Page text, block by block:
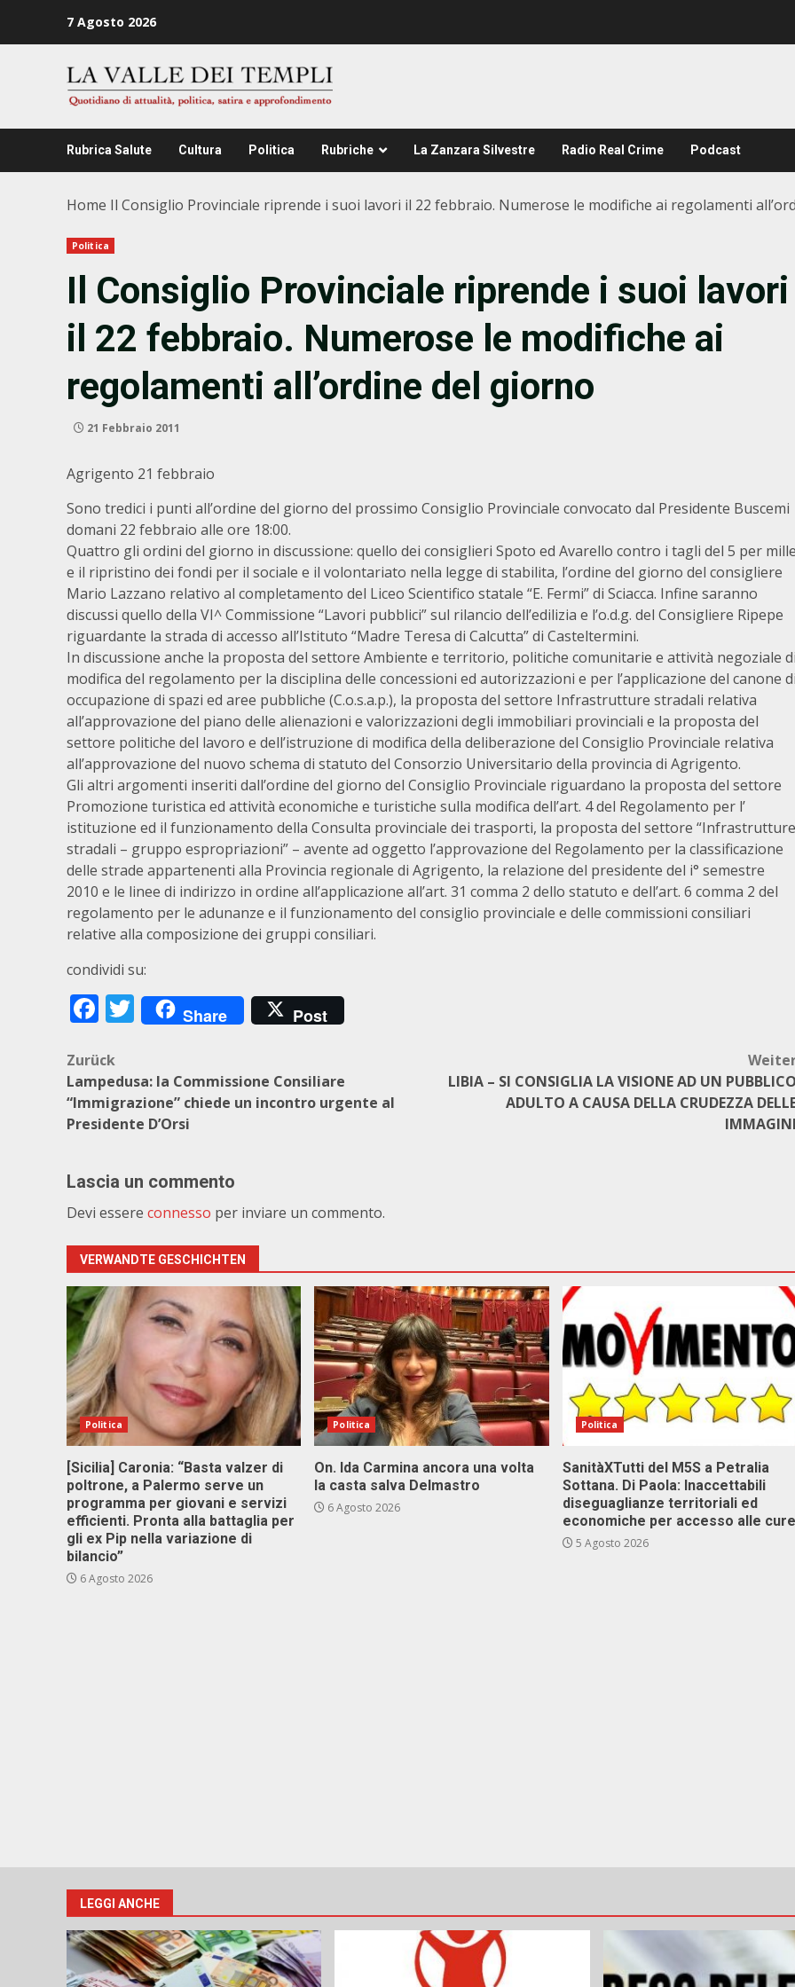
7 Agosto 2026
Rubrica Salute Cultura Politica Rubriche La Zanzara Silvestre Radio Real Crime Podcast
Home Il Consiglio Provinciale riprende i suoi lavori il 22 febbraio. Numerose le modifiche ai regolamenti
Politica
Il Consiglio Provinciale riprende i suoi lavori
il 22 febbraio. Numerose le modifiche ai
regolamenti all’ordine del giorno
21 Febbraio 2011
Agrigento 21 febbraio
Sono tredici i punti all’ordine del giorno del prossimo Consiglio Provinciale convocato dal Presidente Buscemi
domani 22 febbraio alle ore 18:00.
Quattro gli ordini del giorno in discussione: quello dei consiglieri Spoto ed Avarello contro i tagli del 5 per
e il ripristino dei fondi per il sociale e il volontariato nella legge di stabilita, l’ordine del giorno del consigliere
Mario Lazzano relativo al completamento del Liceo Scientifico statale “E. Fermi” di Sciacca. Infine saranno
discussi quello della VI^ Commissione “Lavori pubblici” sul rilancio dell’edilizia e l’o.d.g. del Consigliere Ripepe
riguardante la strada di accesso all’Istituto “Madre Teresa di Calcutta” di Casteltermini.
In discussione anche la proposta del settore Ambiente e territorio, politiche comunitarie e attività negoziale
modifica del regolamento per la disciplina delle concessioni ed autorizzazioni e per l’applicazione del canone
occupazione di spazi ed aree pubbliche (C.o.s.a.p.), la proposta del settore Infrastrutture stradali relativa
all’approvazione del piano delle alienazioni e valorizzazioni degli immobiliari provinciali e la proposta del
settore politiche del lavoro e dell’istruzione di modifica della deliberazione del Consiglio Provinciale relativa
all’approvazione del nuovo schema di statuto del Consorzio Universitario della provincia di Agrigento.
Gli altri argomenti inseriti dall’ordine del giorno del Consiglio Provinciale riguardano la proposta del settore
Promozione turistica ed attività economiche e turistiche sulla modifica dell’art. 4 del Regolamento per l’
istituzione ed il funzionamento della Consulta provinciale dei trasporti, la proposta del settore “Infrastrutture
stradali – gruppo espropriazioni” – avente ad oggetto l’approvazione del Regolamento per la classificazione
delle strade appartenenti alla Provincia regionale di Agrigento, la relazione del presidente del i° semestre
2010 e le linee di indirizzo in ordine all’applicazione all’art. 31 comma 2 dello statuto e dell’art. 6 comma 2 del
regolamento per le adunanze e il funzionamento del consiglio provinciale e delle commissioni consiliari
relative alla composizione dei gruppi consiliari.
condividi su:
Facebook
Twitter
Share Post
Beitragsnavigation
Zurück
Lampedusa: la Commissione Consiliare
“Immigrazione” chiede un incontro urgente al
Presidente D’Orsi
LIBIA – SI CONSIGLIA LA VISIONE AD UN
ADULTO A CAUSA DELLA CRUDEZZA
Lascia un commento
Devi essere connesso per inviare un commento.
VERWANDTE GESCHICHTEN
Politica
[Sicilia] Caronia: “Basta valzer di
poltrone, a Palermo serve un
programma per giovani e servizi
efficienti. Pronta alla battaglia per
gli ex Pip nella variazione di
bilancio”
6 Agosto 2026
Politica
On. Ida Carmina ancora una volta
la casta salva Delmastro
6 Agosto 2026
Politica
SanitàXTutti del M5S a Petralia
Sottana. Di Paola: Inaccettabili
diseguaglianze territoriali ed
economiche per accesso alle cure
5 Agosto 2026
LEGGI ANCHE